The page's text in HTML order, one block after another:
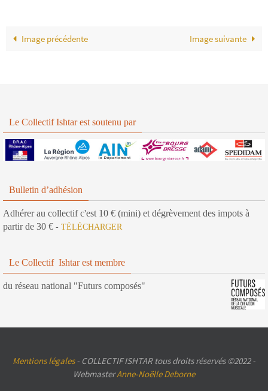
Image précédente Image suivante
Le Collectif Ishtar est soutenu par
Bulletin d’adhésion
Adhérer au collectif c'est 10 € (mini) et dégrèvement des impots à
partir de 30 € - TÉLÉCHARGER
Le Collectif Ishtar est membre
du réseau national "Futurs composés"
Mentions légales- COLLECTIF ISHTAR tous droits réservés ©2022 -
WebmasterAnne-Noëlle Deborne